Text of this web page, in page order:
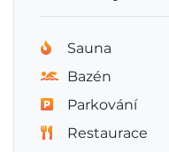
Sauna
Bazén
Parkování
Restaurace